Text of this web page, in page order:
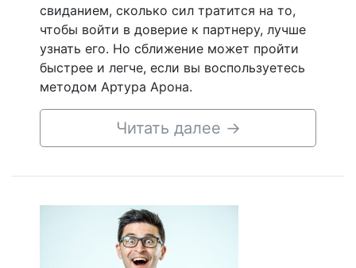
свиданием, сколько сил тратится на то,
чтобы войти в доверие к партнеру, лучше
узнать его. Но сближение может пройти
быстрее и легче, если вы воспользуетесь
методом Артура Арона.
Читать далее →